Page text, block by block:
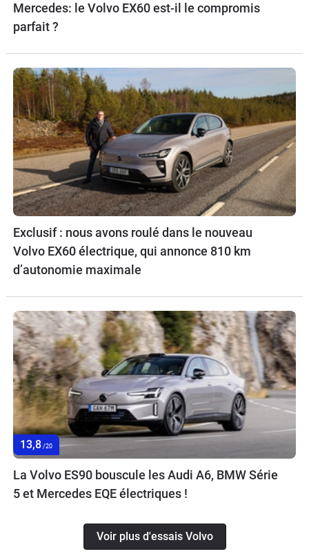
Mercedes: le Volvo EX60 est-il le compromis
parfait ?
Exclusif : nous avons roulé dans le nouveau
Volvo EX60 électrique, qui annonce 810 km
d’autonomie maximale
13,8 /20
La Volvo ES90 bouscule les Audi A6, BMW Série
5 et Mercedes EQE électriques !
Voir plus d'essais Volvo